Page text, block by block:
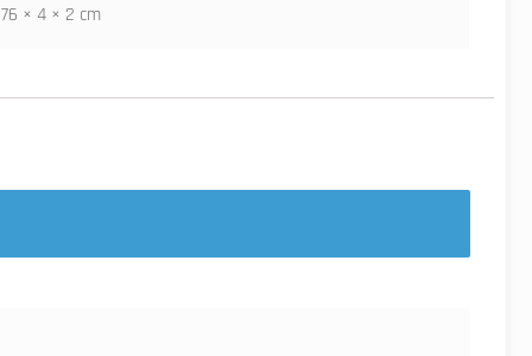
76 × 4 × 2 cm